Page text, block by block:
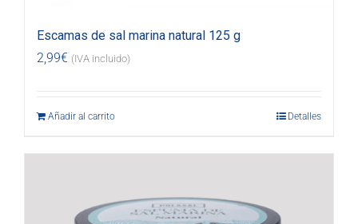
Escamas de sal marina natural 125 g
2,99€ (IVA incluido)
Añadir al carrito Detalles